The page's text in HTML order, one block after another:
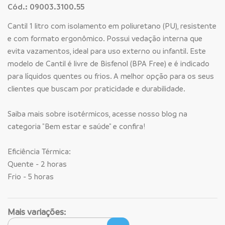
Cód.: 09003.3100.55
Cantil 1 litro com isolamento em poliuretano (PU), resistente
e com formato ergonômico. Possui vedação interna que
evita vazamentos, ideal para uso externo ou infantil. Este
modelo de Cantil é livre de Bisfenol (BPA Free) e é indicado
para líquidos quentes ou frios. A melhor opção para os seus
clientes que buscam por praticidade e durabilidade.
Saiba mais sobre isotérmicos, acesse nosso blog na
categoria "Bem estar e saúde" e confira!
Eficiência Térmica:
Quente - 2 horas
Frio - 5 horas
Mais variações: